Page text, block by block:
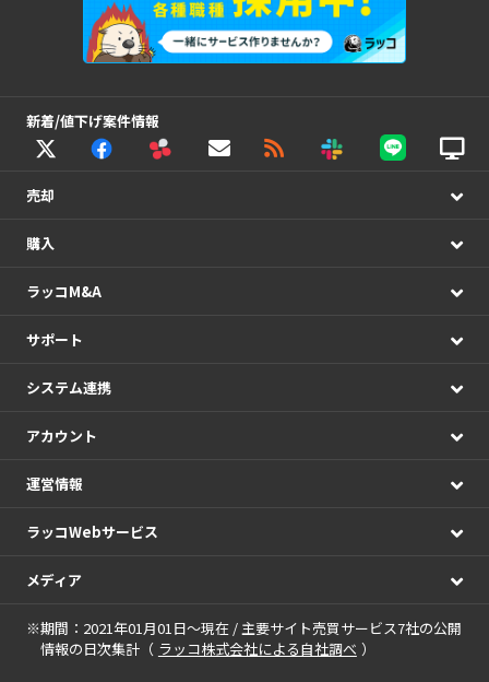
新着/値下げ案件情報
売却
購入
ラッコM&A
サポート
システム連携
アカウント
運営情報
ラッコWebサービス
メディア
※期間：2021年01月01日～現在 / 主要サイト売買サービス7社の公開
情報の日次集計（ ラッコ株式会社による自社調べ ）